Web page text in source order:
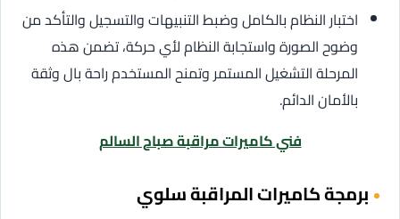
اختبار النظام بالكامل وضبط التنبيهات والتسجيل والتأكد من
وضوح الصورة واستجابة النظام لأي حركة، تضمن هذه
المرحلة التشغيل المستمر وتمنح المستخدم راحة بال وثقة
بالأمان الدائم.
فني كاميرات مراقبة صباح السالم
برمجة كاميرات المراقبة سلوي